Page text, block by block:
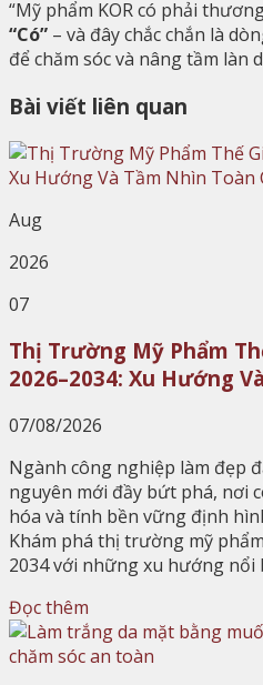
“Mỹ phẩm KOR có phải
“Có” – và đây chắc chắn là
để chăm sóc và nâng tầm làn
Bài viết liên quan
Aug
2026
07
Thị Trường Mỹ Phẩm
2026–2034: Xu Hướng
07/08/2026
Ngành công nghiệp làm đẹp
nguyên mới đầy bứt phá, nơi
hóa và tính bền vững định
Khám phá thị trường mỹ
2034 với những xu hướng nổi
Đọc thêm